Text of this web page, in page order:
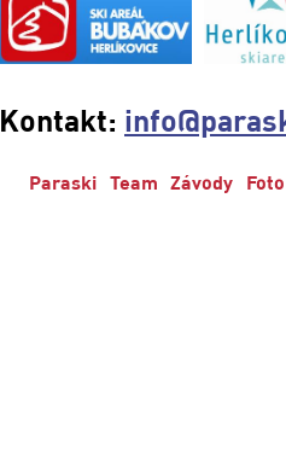
Kontakt:
Paraski Team Závody Foto